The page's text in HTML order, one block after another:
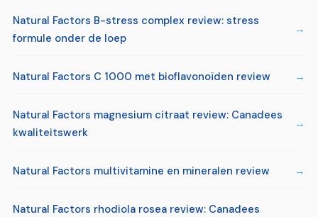
Natural Factors B-stress complex review: stress
formule onder de loep
Natural Factors C 1000 met bioflavonoïden review
Natural Factors magnesium citraat review: Canadees
kwaliteitswerk
Natural Factors multivitamine en mineralen review
Natural Factors rhodiola rosea review: Canadees